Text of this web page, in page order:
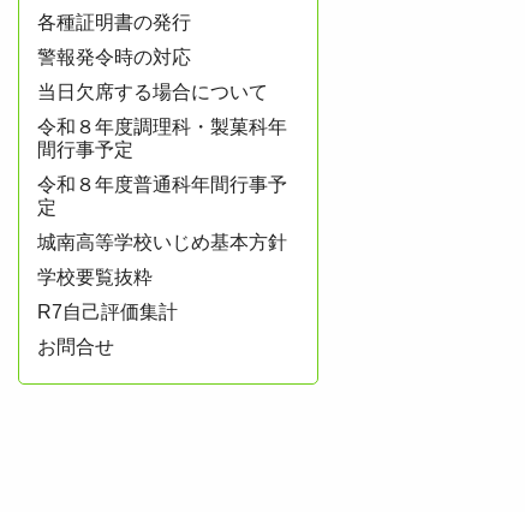
各種証明書の発行
警報発令時の対応
当日欠席する場合について
令和８年度調理科・製菓科年
間行事予定
令和８年度普通科年間行事予
定
城南高等学校いじめ基本方針
学校要覧抜粋
R7自己評価集計
お問合せ